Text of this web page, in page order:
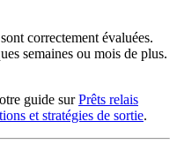
correctement évaluées.
semaines ou mois de plus.
guide surPrêts relais
et stratégies de sortie.